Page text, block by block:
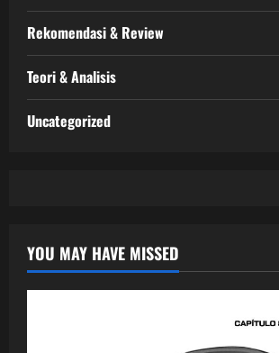
Rekomendasi & Review
Teori & Analisis
Uncategorized
YOU MAY HAVE MISSED